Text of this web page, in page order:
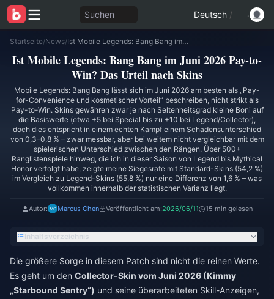
Suchen Deutsch /
Startseite/News/ Ist Mobile Legends: Bang Bang im Juni 2026 Pay-to-Win? Das Urteil nach Skins
Ist Mobile Legends: Bang Bang im Juni 2026 Pay-to-
Win? Das Urteil nach Skins
Mobile Legends: Bang Bang lässt sich im Juni 2026 am besten als „Pay-
for-Convenience und kosmetischer Vorteil“ beschreiben, nicht strikt als
Pay-to-Win. Skins gewähren zwar je nach Seltenheitsgrad kleine Boni auf
die Basiswerte (etwa +5 bei Special bis zu +10 bei Legend/Collector),
doch dies entspricht in einem echten Kampf einem Schadensunterschied
von 0,3–0,8 % – zwar messbar, aber bei weitem nicht vergleichbar mit dem
spielerischen Unterschied zwischen den Rängen. Über 500+
Ranglistenspiele hinweg, die ich in dieser Saison von Legend bis Mythical
Honor verfolgt habe, zeigte meine Siegesrate mit Standard-Skins (54,2 %)
im Vergleich zu Legend-Skins (55,8 %) nur eine Differenz von 1,6 % – was
vollkommen innerhalb der statistischen Varianz liegt.
Autor: Marcus Chen Veröffentlicht am:2026/06/11 15 min gelesen
Inhaltsverzeichnis
Die größere Sorge in diesem Patch sind nicht die reinen Werte.
Es geht um den Collector-Skin vom Juni 2026 (Kimmy
„Starbound Sentry“) und seine überarbeiteten Skill-Anzeigen,